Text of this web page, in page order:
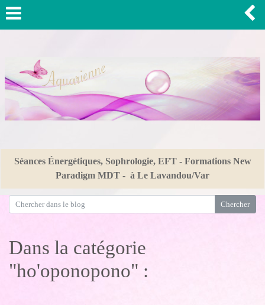
Séances Énergétiques, Sophrologie, EFT - Formations New
Paradigm MDT - à Le Lavandou/Var
Dans la catégorie
"ho'oponopono" :